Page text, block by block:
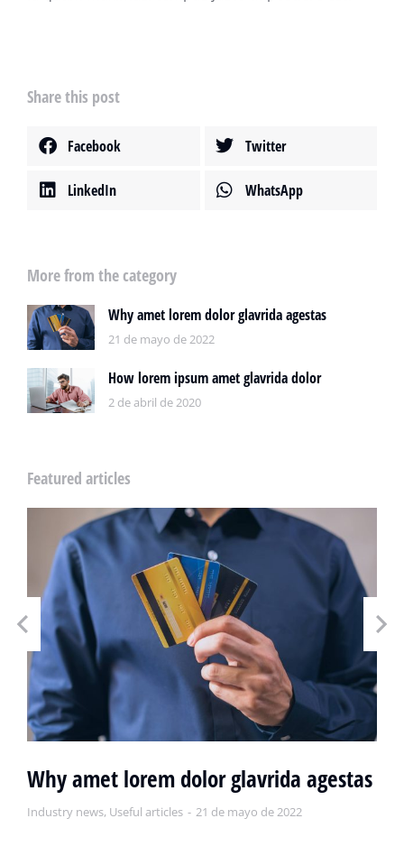
Share this post
Facebook Twitter
LinkedIn WhatsApp
More from the category
Why amet lorem dolor glavrida agestas
21 de mayo de 2022
How lorem ipsum amet glavrida dolor
2 de abril de 2020
Featured articles
Why amet lorem dolor glavrida agestas
Industry news, Useful articles 21 de mayo de 2022